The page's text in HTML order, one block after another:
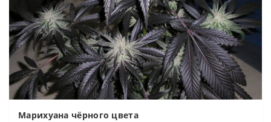
Марихуана чёрного цвета